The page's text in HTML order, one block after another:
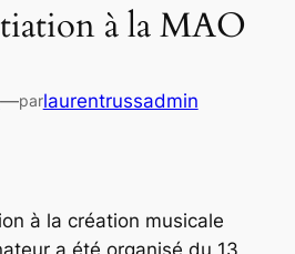
à la MAO
—parlaurentrussadmin
à la création musicale